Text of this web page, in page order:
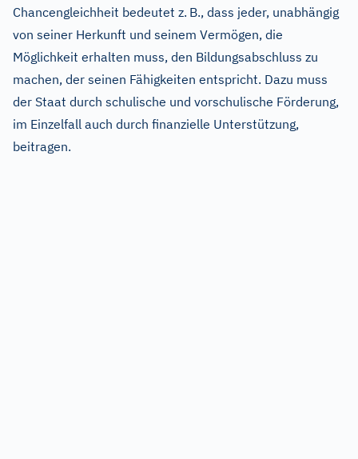
Chancengleichheit bedeutet z. B., dass jeder, unabhängig
von seiner Herkunft und seinem Vermögen, die
Möglichkeit erhalten muss, den Bildungsabschluss zu
machen, der seinen Fähigkeiten entspricht. Dazu muss
der Staat durch schulische und vorschulische Förderung,
im Einzelfall auch durch finanzielle Unterstützung,
beitragen.